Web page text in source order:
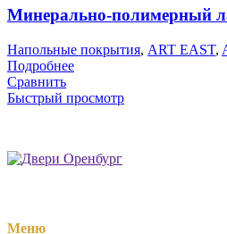
Минерально-полимерный
Напольные покрытия, ART EAST,
Подробнее
Сравнить
Быстрый просмотр
Меню